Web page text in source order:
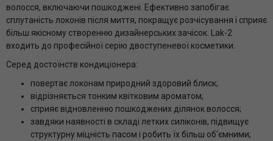
волосся, включаючи пошкоджені. Ефективно запобігає
сплутаність локонів після миття, покращує розчісування і сприяє
більш якісному створенню дизайнерських зачісок. Lak-2
входить до професійної серію двоступеневої косметики.
Серед достоїнств кондиціонера:
повертає локонам природний здоровий блиск;
відрізняється тонким квітковим ароматом;
сприяє відновленню пошкоджених ділянок волосся;
завдяки наявності в складі летких силіконів, підвищує
структурну міцність пасом і робить їх більш об'ємними;